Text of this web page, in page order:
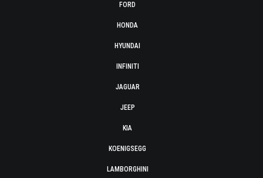
FORD
HONDA
HYUNDAI
INFINITI
JAGUAR
JEEP
KIA
KOENIGSEGG
LAMBORGHINI